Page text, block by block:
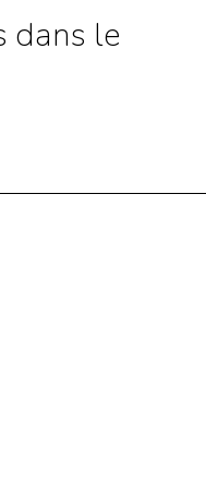
dans le